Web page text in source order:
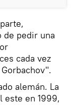
de pedir una
cada vez
alemán. La
este en 1999,